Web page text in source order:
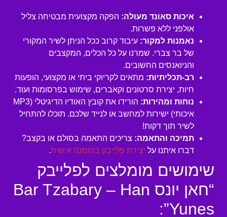
איכות סאונד מעולה: הפקה מקצועית מבטיחה צליל
אולפני ללא פשרות.
נאמנות למקור: עיבוד קרוב ככל הניתן לשיר המקורי
של בר צברי. שמרנו על כל הכלים, המקצבים
והניואנסים החשובים.
רב-תכליתיות: מתאים לקריוקי ביתי או מקצועי, הופעות
חיות, יצירת סרטונים וקאברים, שימוש בפרסומות ועוד.
נוחות ומהירות:
הורידו את קובץ האודיו הדיגיטלי (MP3
איכותי) ישירות למחשב או לנייד שלכם. תוכלו להתחיל
לשיר תוך דקות!
תמיכה והתאמה: צריכים התאמה בסולם או בקצב?
דברו איתנו על יצירת פלייבק בהזמנה אישית.
שימושים מומלצים לפלייבק
“חאן יונס Bar Tzabary – Han
Yunes”: